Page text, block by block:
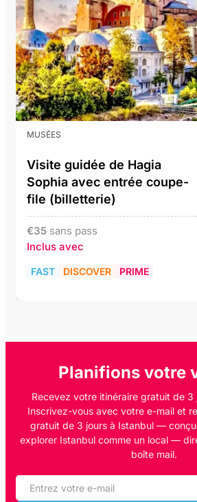
MUSÉES
Visite guidée de Hagia
Sophia avec entrée coupe-
file (billetterie)
€35 sans pass
Inclus avec
FAST DISCOVER PRIME
Planifions votre
Recevez votre itinéraire gratuit de
Inscrivez-vous avec votre e-mail et
gratuit de 3 jours à Istanbul —
explorer Istanbul comme un local —
boîte mail.